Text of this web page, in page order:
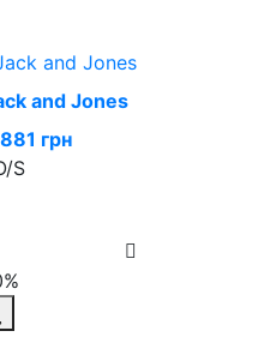
and Jones
881 грн
S